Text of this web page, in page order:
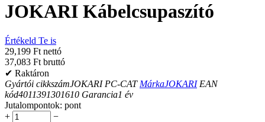
JOKARI Kábelcsupaszító
Értékeld Te is
29,199 Ft nettó
37,083 Ft bruttó
✔ Raktáron
Gyártói cikkszámJOKARI PC-CAT MárkaJOKARI EAN
kód4011391301610 Garancia1 év
Jutalompontok: pont
+
−